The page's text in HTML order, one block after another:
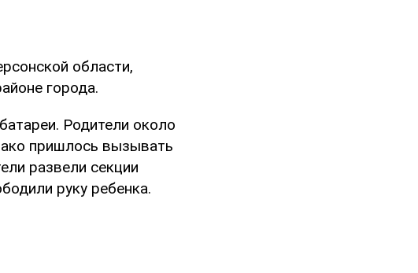
области,
города.
Родители около
пришлось вызывать
развели секции
руку ребенка.